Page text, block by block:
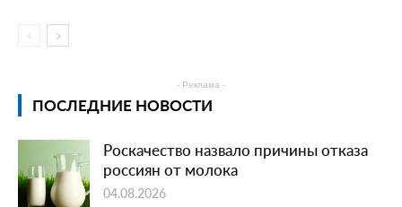
- Реклама -
ПОСЛЕДНИЕ НОВОСТИ
Роскачество назвало причины отказа
россиян от молока
04.08.2026